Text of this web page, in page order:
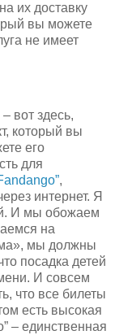
их доставку
вы можете
не имеет
вот здесь,
который вы
его
для
,
интернет. Я
И мы обожаем
на
мы должны
посадка детей
И совсем
что все билеты
есть высокая
– единственная